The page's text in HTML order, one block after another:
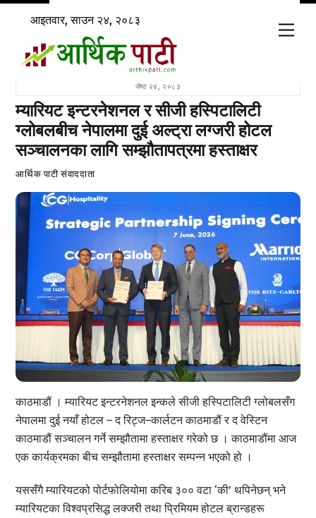
Skip
content
आइतवार, साउन २४, २०८३
जेष्ठ २४, २०८३
म्यारियट इन्टरनेशनल र सीजी हस्पिटालिटी
ग्लोबलबीच नेपालमा दुई अल्ट्रा लग्जरी होटल
सञ्चालनका लागि सम्झौतापत्रमा हस्ताक्षर
आर्थिक पाटी संवाददाता
काठमाडौं । म्यारियट इन्टरनेशनल इन्कले सीजी हस्पिटालिटी ग्लोबलसँग
नेपालमा दुई नयाँ होटल – द रिट्ज–कार्लटन काठमाडौं र द वेस्टिन
काठमाडौं सञ्चालन गर्ने सम्झौतामा हस्ताक्षर गरेको छ । काठमाडौंमा आज
एक कार्यक्रमका बीच सम्झौतामा हस्ताक्षर सम्पन्न भएको हो ।
यससँगै म्यारियटको पोर्टफोलियोमा करिब ३०० वटा ‘की’ थपिनेछन् भने
म्यारियटका विश्वप्रसिद्ध लक्जरी तथा प्रिमियम होटल ब्रान्डहरू